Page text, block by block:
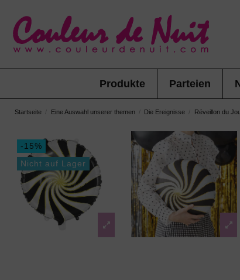
Produkte Parteien
Startseite Eine Auswahl unserer themen Die Ereignisse Réveillon du
-15%
Nicht auf Lager